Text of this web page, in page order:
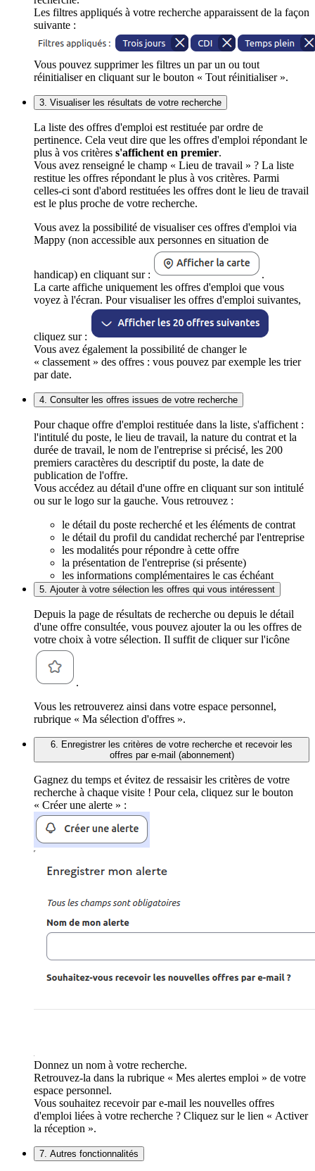
Les filtres appliqués à votre recherche apparaissent de la façon
suivante :
Vous pouvez supprimer les filtres un par un ou tout
réinitialiser en cliquant sur le bouton « Tout réinitialiser ».
3. Visualiser les résultats de votre recherche
La liste des offres d'emploi est restituée par ordre de
pertinence. Cela veut dire que les offres d'emploi répondant le
plus à vos critères s'affichent en premier.
Vous avez renseigné le champ « Lieu de travail » ? La liste
restitue les offres répondant le plus à vos critères. Parmi
celles-ci sont d'abord restituées les offres dont le lieu de travail
est le plus proche de votre recherche.
Vous avez la possibilité de visualiser ces offres d'emploi via
Mappy (non accessible aux personnes en situation de
handicap) en cliquant sur :
.
La carte affiche uniquement les offres d'emploi que vous
voyez à l'écran. Pour visualiser les offres d'emploi suivantes,
cliquez sur :
Vous avez également la possibilité de changer le
« classement » des offres : vous pouvez par exemple les trier
par date.
4. Consulter les offres issues de votre recherche
Pour chaque offre d'emploi restituée dans la liste, s'affichent :
l'intitulé du poste, le lieu de travail, la nature du contrat et la
durée de travail, le nom de l'entreprise si précisé, les 200
premiers caractères du descriptif du poste, la date de
publication de l'offre.
Vous accédez au détail d'une offre en cliquant sur son intitulé
ou sur le logo sur la gauche. Vous retrouvez :
le détail du poste recherché et les éléments de contrat
le détail du profil du candidat recherché par l'entreprise
les modalités pour répondre à cette offre
la présentation de l'entreprise (si présente)
les informations complémentaires le cas échéant
5. Ajouter à votre sélection les offres qui vous intéressent
Depuis la page de résultats de recherche ou depuis le détail
d'une offre consultée, vous pouvez ajouter la ou les offres de
votre choix à votre sélection. Il suffit de cliquer sur l'icône
.
Vous les retrouverez ainsi dans votre espace personnel,
rubrique « Ma sélection d'offres ».
6. Enregistrer les critères de votre recherche et recevoir les
offres par e-mail (abonnement)
Gagnez du temps et évitez de ressaisir les critères de votre
recherche à chaque visite ! Pour cela, cliquez sur le bouton
« Créer une alerte » :
Donnez un nom à votre recherche.
Retrouvez-la dans la rubrique « Mes alertes emploi » de votre
espace personnel.
Vous souhaitez recevoir par e-mail les nouvelles offres
d'emploi liées à votre recherche ? Cliquez sur le lien « Activer
la réception ».
7. Autres fonctionnalités